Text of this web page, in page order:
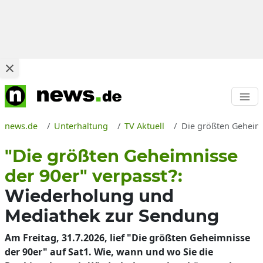
news.de Unterhaltung TV Aktuell Die größten
"Die größten Geheimnisse
der 90er" verpasst?:
Wiederholung und
Mediathek zur Sendung
Am Freitag, 31.7.2026, lief "Die größten Geheimnisse
der 90er" auf Sat1. Wie, wann und wo Sie die